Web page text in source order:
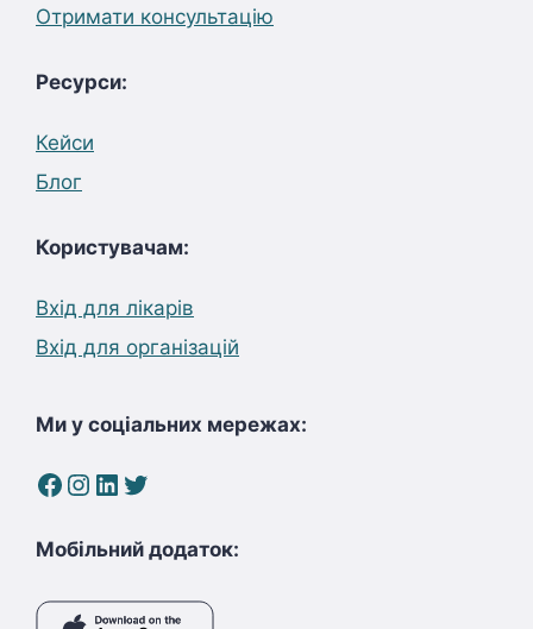
Отримати консультацію
Ресурси:
Кейси
Блог
Користувачам:
Вхід для лікарів
Вхід для організацій
Ми у соціальних мережах:
Facebook
Instagram
LinkedIn
Twitter
Мобільний додаток: